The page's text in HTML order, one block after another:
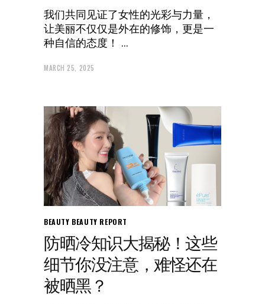
我们共同见证了女性的光彩与力量，
让美丽不仅仅是外在的修饰，更是一
种自信的态度！
MARCH 25, 2025
BEAUTY BEAUTY REPORT
防晒冷知识大揭秘！这些
细节你没注意，难怪还在
被晒黑？